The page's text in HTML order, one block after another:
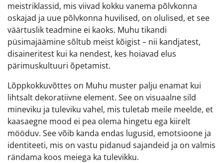
meistriklassid, mis viivad kokku vanema põlvkonna
oskajad ja uue põlvkonna huvilised, on olulised, et see
väärtuslik teadmine ei kaoks. Muhu tikandi
püsimajäämine sõltub meist kõigist – nii kandjatest,
disaineritest kui ka nendest, kes hoiavad elus
pärimuskultuuri õpetamist.
Lõppkokkuvõttes on Muhu muster palju enamat kui
lihtsalt dekoratiivne element. See on visuaalne sild
mineviku ja tuleviku vahel, mis tuletab meile meelde, et
kaasaegne mood ei pea olema hingetu ega kiirelt
mööduv. See võib kanda endas lugusid, emotsioone ja
identiteeti, mis on vastu pidanud sajandeid ja on valmis
rändama koos meiega ka tulevikku.